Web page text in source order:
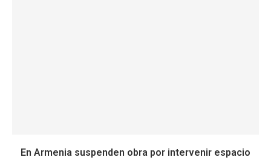
En Armenia suspenden obra por intervenir espacio